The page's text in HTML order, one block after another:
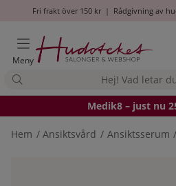
Fri frakt över 150 kr| Rådgivning av
Meny
Medik8 – just nu
Hem Ansiktsvård Ansiktsserum